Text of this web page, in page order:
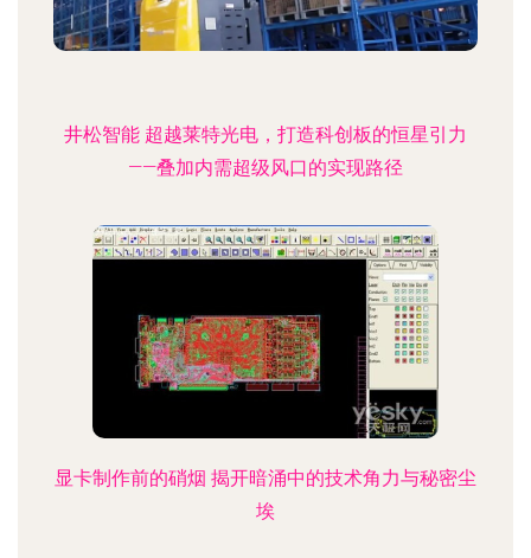
井松智能 超越莱特光电，打造科创板的恒星引力
——叠加内需超级风口的实现路径
显卡制作前的硝烟 揭开暗涌中的技术角力与秘密尘
埃